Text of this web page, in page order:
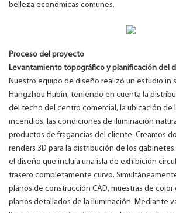
belleza económicas comunes.
Proceso del proyecto
Levantamiento topográfico y planificación del
Nuestro equipo de diseño realizó un estudio in
Hangzhou Hubin, teniendo en cuenta la
del techo del centro comercial, la ubicación de
incendios, las condiciones de iluminación
productos de fragancias del cliente. Creamos
renders 3D para la distribución de los
el diseño que incluía una isla de exhibición
trasero completamente curvo.
planos de construcción CAD, muestras de color
planos detallados de la iluminación. Mediante